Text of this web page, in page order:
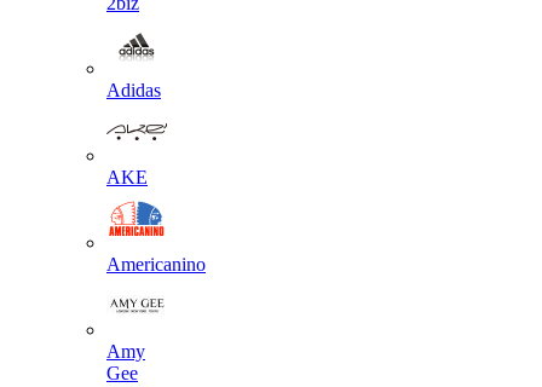
Adidas
AKE
Americanino
Amy
Gee